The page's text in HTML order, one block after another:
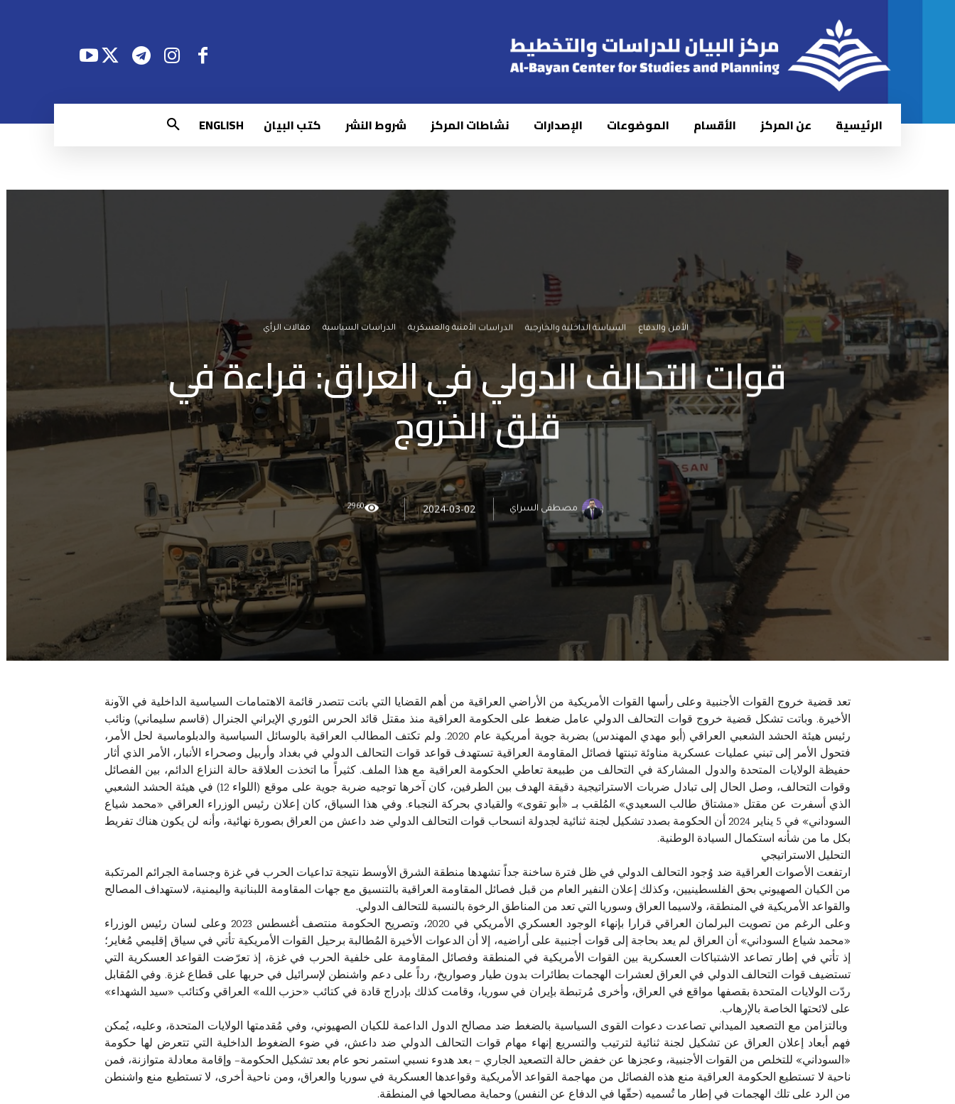
الرئيسية عن المركز الأقسام الموضوعات الإصدارات نشاطات المركز شروط النشر كتب البيان ENGLISH
الأمن والدفاع السياسة الداخلية والخارجية الدراسات الأمنية والعسكرية الدراسات السياسية مقالات الرأي
قوات التحالف الدولي في العراق: قراءة في
قلق الخروج
مصطفى السراي 2024-03-02
2960
تعد قضية خروج القوات الأجنبية وعلى رأسها القوات الأمريكية من الأراضي العراقية من أهم القضايا التي باتت تتصدر قائمة الاهتمامات السياسية الداخلية في الآونة
الأخيرة. وباتت تشكل قضية خروج قوات التحالف الدولي عامل ضغط على الحكومة العراقية منذ مقتل قائد الحرس الثوري الإيراني الجنرال (قاسم سليماني) ونائب
رئيس هيئة الحشد الشعبي العراقي (أبو مهدي المهندس) بضربة جوية أمريكية عام 2020. ولم تكتف المطالب العراقية بالوسائل السياسية والدبلوماسية لحل الأمر،
فتحول الأمر إلى تبني عمليات عسكرية مناوئة تبنتها فصائل المقاومة العراقية تستهدف قواعد قوات التحالف الدولي في بغداد وأربيل وصحراء الأنبار، الأمر الذي أثار
حفيظة الولايات المتحدة والدول المشاركة في التحالف من طبيعة تعاطي الحكومة العراقية مع هذا الملف. كثيراً ما اتخذت العلاقة حالة النزاع الدائم، بين الفصائل
وقوات التحالف، وصل الحال إلى تبادل ضربات الاستراتيجية دقيقة الهدف بين الطرفين، كان آخرها توجيه ضربة جوية على موقع (اللواء 12) في هيئة الحشد الشعبي
الذي أسفرت عن مقتل «مشتاق طالب السعيدي» المُلقب بـ «أبو تقوى» والقيادي بحركة النجباء. وفي هذا السياق، كان إعلان رئيس الوزراء العراقي «محمد شياع
السوداني» في 5 يناير 2024 أن الحكومة بصدد تشكيل لجنة ثنائية لجدولة انسحاب قوات التحالف الدولي ضد داعش من العراق بصورة نهائية، وأنه لن يكون هناك تفريط
بكل ما من شأنه استكمال السيادة الوطنية.
التحليل الاستراتيجي
ارتفعت الأصوات العراقية ضد وُجود التحالف الدولي في ظل فترة ساخنة جداً تشهدها منطقة الشرق الأوسط نتيجة تداعيات الحرب في غزة وجسامة الجرائم المرتكبة
من الكيان الصهيوني بحق الفلسطينيين، وكذلك إعلان النفير العام من قبل فصائل المقاومة العراقية بالتنسيق مع جهات المقاومة اللبنانية واليمنية، لاستهداف المصالح
والقواعد الأمريكية في المنطقة، ولاسيما العراق وسوريا التي تعد من المناطق الرخوة بالنسبة للتحالف الدولي.
وعلى الرغم من تصويت البرلمان العراقي قرارا بإنهاء الوجود العسكري الأمريكي في 2020، وتصريح الحكومة منتصف أغسطس 2023 وعلى لسان رئيس الوزراء
«محمد شياع السوداني» أن العراق لم يعد بحاجة إلى قوات أجنبية على أراضيه، إلا أن الدعوات الأخيرة المُطالبة برحيل القوات الأمريكية تأتي في سياق إقليمي مُغاير؛
إذ تأتي في إطار تصاعد الاشتباكات العسكرية بين القوات الأمريكية في المنطقة وفصائل المقاومة على خلفية الحرب في غزة، إذ تعرّضت القواعد العسكرية التي
تستضيف قوات التحالف الدولي في العراق لعشرات الهجمات بطائرات بدون طيار وصواريخ، رداً على دعم واشنطن لإسرائيل في حربها على قطاع غزة. وفي المُقابل
ردّت الولايات المتحدة بقصفها مواقع في العراق، وأخرى مُرتبطة بإيران في سوريا، وقامت كذلك بإدراج قادة في كتائب «حزب الله» العراقي وكتائب «سيد الشهداء»
على لائحتها الخاصة بالإرهاب.
وبالتزامن مع التصعيد الميداني تصاعدت دعوات القوى السياسية بالضغط ضد مصالح الدول الداعمة للكيان الصهيوني، وفي مُقدمتها الولايات المتحدة، وعليه، يُمكن
فهم أبعاد إعلان العراق عن تشكيل لجنة ثنائية لترتيب والتسريع إنهاء مهام قوات التحالف الدولي ضد داعش، في ضوء الضغوط الداخلية التي تتعرض لها حكومة
«السوداني» للتخلص من القوات الأجنبية، وعجزها عن خفض حالة التصعيد الجاري – بعد هدوء نسبي استمر نحو عام بعد تشكيل الحكومة– وإقامة معادلة متوازنة، فمن
ناحية لا تستطيع الحكومة العراقية منع هذه الفصائل من مهاجمة القواعد الأمريكية وقواعدها العسكرية في سوريا والعراق، ومن ناحية أخرى، لا تستطيع منع واشنطن
من الرد على تلك الهجمات في إطار ما تُسميه (حقّها في الدفاع عن النفس) وحماية مصالحها في المنطقة.